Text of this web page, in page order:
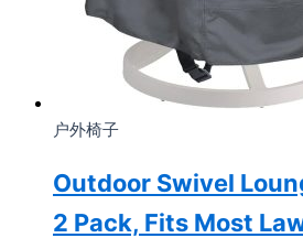
户外椅子
Outdoor Swivel
2 Pack, Fits Most